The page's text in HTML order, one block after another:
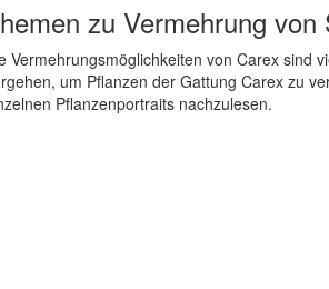
zu Vermehrung von
Vermehrungsmöglichkeiten von Carex sind
um Pflanzen der Gattung Carex zu
Pflanzenportraits nachzulesen.